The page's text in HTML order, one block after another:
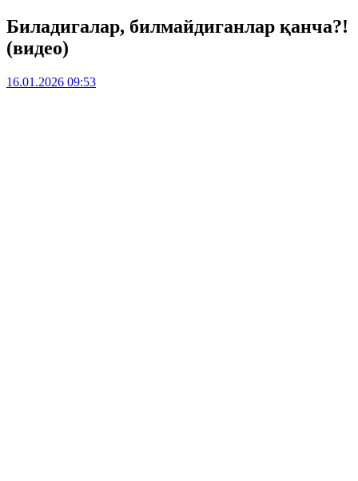
Биладигалар, билмайдиганлар қанча?!
(видео)
16.01.2026 09:53